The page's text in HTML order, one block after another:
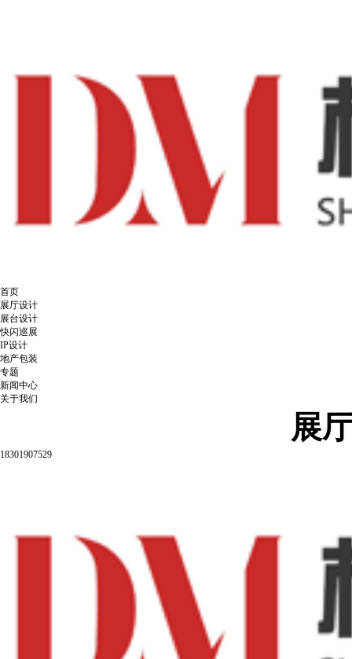
首页
展厅设计
展台设计
快闪巡展
IP设计
地产包装
专题
新闻中心
关于我们
展
18301907529